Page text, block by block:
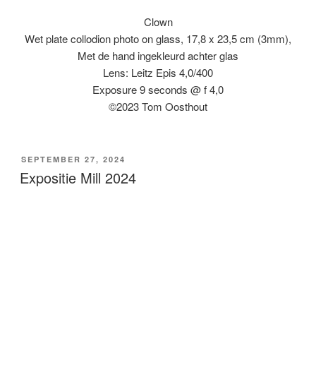
Clown
Wet plate collodion photo on glass, 17,8 x 23,5 cm (3mm),
Met de hand ingekleurd achter glas
Lens: Leitz Epis 4,0/400
Exposure 9 seconds @ f 4,0
©2023 Tom Oosthout
GEPLAATST
OP
SEPTEMBER 27, 2024
Expositie Mill 2024